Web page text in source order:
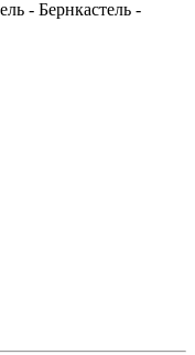
- Бернкастель -